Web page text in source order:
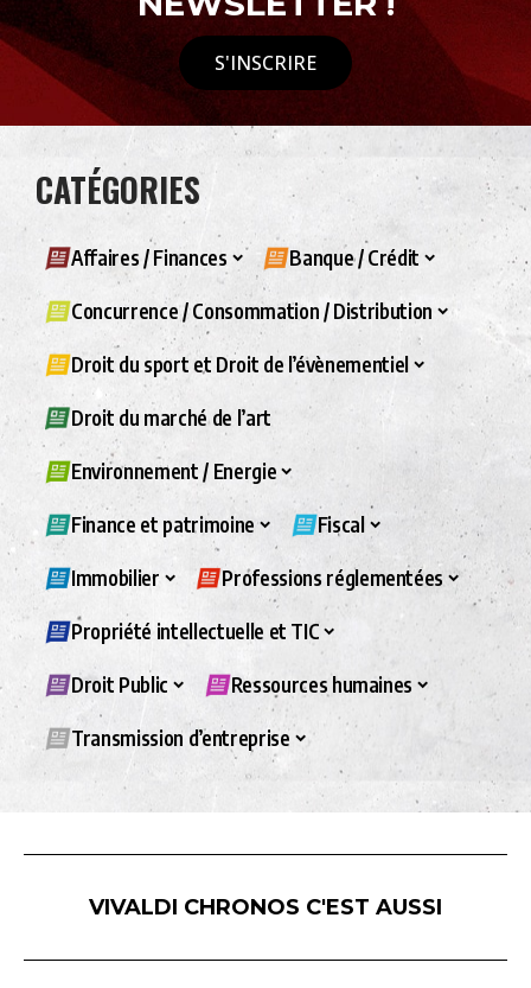
S'INSCRIRE
CATÉGORIES
Affaires / Finances Banque / Crédit
Concurrence / Consommation / Distribution
Droit du sport et Droit de l’évènementiel
Droit du marché de l’art
Environnement / Energie
Finance et patrimoine Fiscal
Immobilier Professions réglementées
Propriété intellectuelle et TIC
Droit Public Ressources humaines
Transmission d’entreprise
VIVALDI CHRONOS C'EST AUSSI